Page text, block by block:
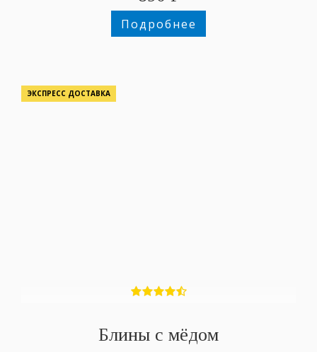
Подробнее
ЭКСПРЕСС ДОСТАВКА
Блины с мёдом